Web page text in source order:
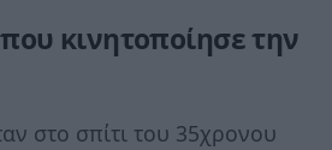
κινητοποίησε την
στο σπίτι του 35χρονου